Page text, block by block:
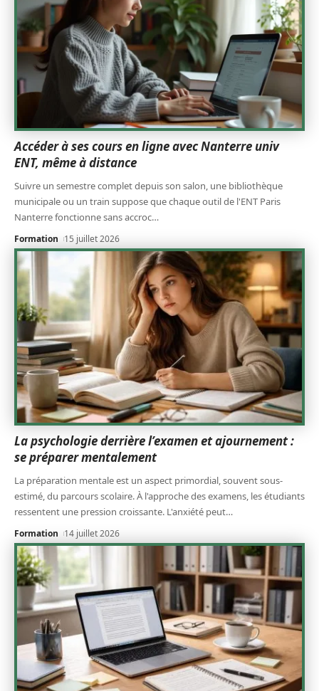
Accéder à ses cours en ligne avec Nanterre univ
ENT, même à distance
Suivre un semestre complet depuis son salon, une bibliothèque
municipale ou un train suppose que chaque outil de l'ENT Paris
Nanterre fonctionne sans accroc…
Formation 15 juillet 2026
La psychologie derrière l’examen et ajournement :
se préparer mentalement
La préparation mentale est un aspect primordial, souvent sous-
estimé, du parcours scolaire. À l'approche des examens, les étudiants
ressentent une pression croissante. L'anxiété peut…
Formation 14 juillet 2026